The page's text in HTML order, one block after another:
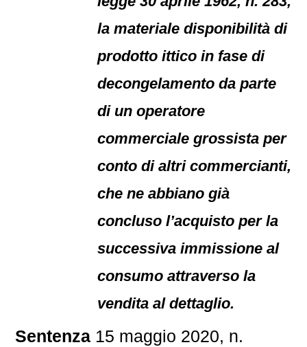
la materiale disponibilità di
prodotto ittico in fase di
decongelamento da parte
di un operatore
commerciale grossista per
conto di altri commercianti,
che ne abbiano già
concluso l’acquisto per la
successiva immissione al
consumo attraverso la
vendita al dettaglio.
Sentenza 15 maggio 2020, n.